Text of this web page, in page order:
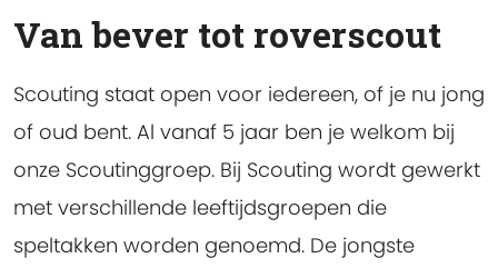
Van bever tot roverscout
Scouting staat open voor iedereen, of je nu jong
of oud bent. Al vanaf 5 jaar ben je welkom bij
onze Scoutinggroep. Bij Scouting wordt gewerkt
met verschillende leeftijdsgroepen die
speltakken worden genoemd. De jongste